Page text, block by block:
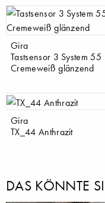
Gira
Tastsensor 3 System 55
Cremeweiß glänzend
Gira
TX_44 Anthrazit
DAS KÖNNTE